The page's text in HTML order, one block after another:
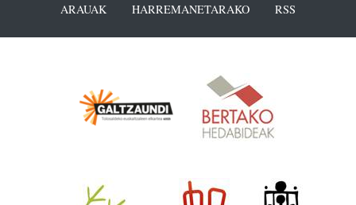
ARAUAK
HARREMANETARAKO RSS